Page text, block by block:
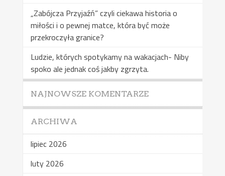
„Zabójcza Przyjaźń” czyli ciekawa historia o
miłości i o pewnej matce, która być może
przekroczyła granice?
Ludzie, których spotykamy na wakacjach- Niby
spoko ale jednak coś jakby zgrzyta.
NAJNOWSZE KOMENTARZE
ARCHIWA
lipiec 2026
luty 2026